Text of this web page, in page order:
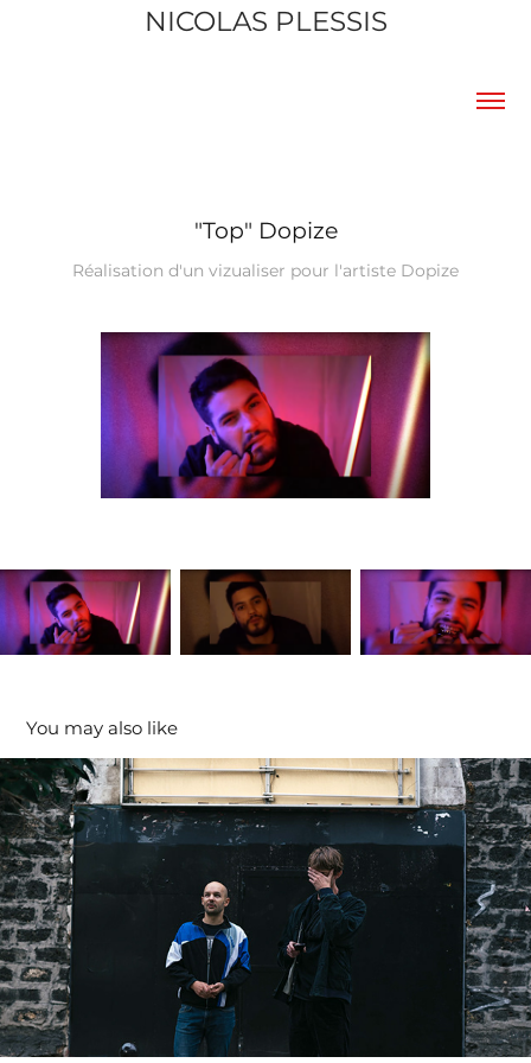
NICOLAS PLESSIS
"Top" Dopize
Réalisation d'un vizualiser pour l'artiste Dopize
You may also like
Telenoia Live AV